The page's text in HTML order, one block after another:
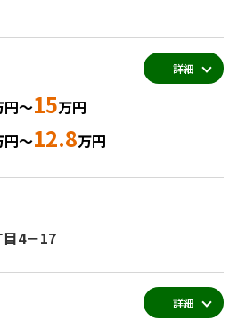
円～15万円
円～12.8万円
詳細
4－17
詳細